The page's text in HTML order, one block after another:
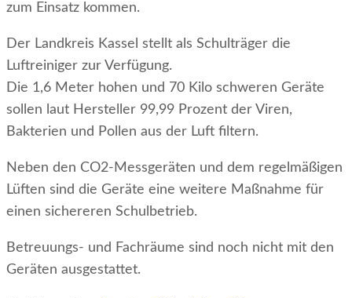
zum Einsatz kommen.
Der Landkreis Kassel stellt als Schulträger die
Luftreiniger zur Verfügung.
Die 1,6 Meter hohen und 70 Kilo schweren Geräte
sollen laut Hersteller 99,99 Prozent der Viren,
Bakterien und Pollen aus der Luft filtern.
Neben den CO2-Messgeräten und dem regelmäßigen
Lüften sind die Geräte eine weitere Maßnahme für
einen sichereren Schulbetrieb.
Betreuungs- und Fachräume sind noch nicht mit den
Geräten ausgestattet.